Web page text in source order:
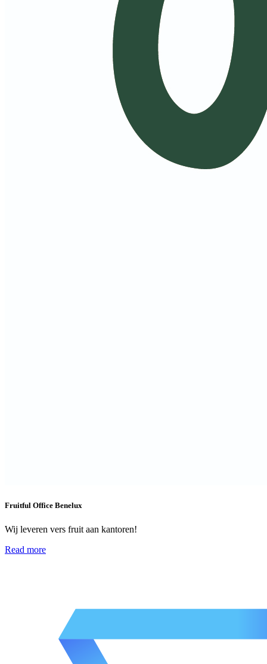
Fruitful Office Benelux
Wij leveren vers fruit aan kantoren!
Read more